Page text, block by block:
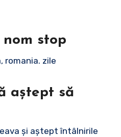
nom stop
romania. zile
aștept să